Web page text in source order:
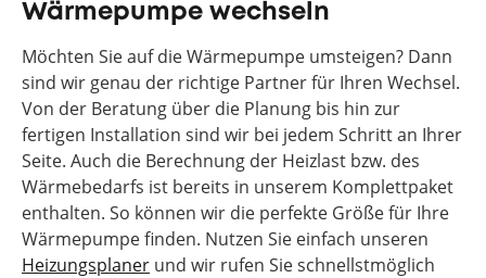
Wärmepumpe wechseln
Möchten Sie auf die Wärmepumpe umsteigen? Dann
sind wir genau der richtige Partner für Ihren Wechsel.
Von der Beratung über die Planung bis hin zur
fertigen Installation sind wir bei jedem Schritt an Ihrer
Seite. Auch die Berechnung der Heizlast bzw. des
Wärmebedarfs ist bereits in unserem Komplettpaket
enthalten. So können wir die perfekte Größe für Ihre
Wärmepumpe finden. Nutzen Sie einfach unseren
Heizungsplaner und wir rufen Sie schnellstmöglich